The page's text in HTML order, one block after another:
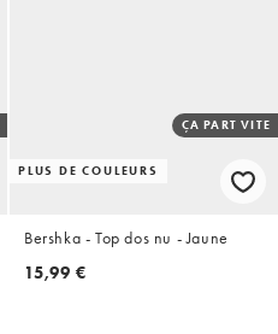
PLUS DE COULEURS
ÇA PART VITE
Bershka - Top dos nu - Jaune
15,99 €